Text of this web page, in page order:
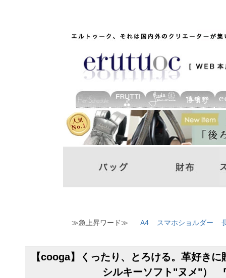
≫急上昇ワード≫ A4 スマホショルダー
【cooga】くったり、とろける。革好き
シルキーソフト"ヌメ"